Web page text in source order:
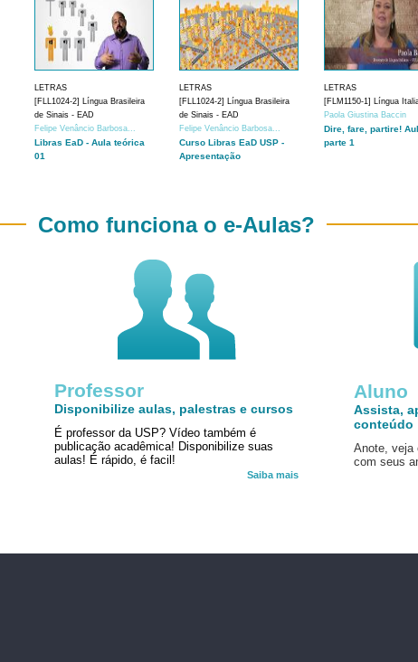
LETRAS
[FLL1024-2] Língua Brasileira
de Sinais - EAD
Felipe Venâncio Barbosa...
Libras EaD - Aula teórica
01
LETRAS
[FLL1024-2] Língua Brasileira
de Sinais - EAD
Felipe Venâncio Barbosa...
Curso Libras EaD USP -
Apresentação
LETRAS
[FLM1150-1] Língua
Paola Giustina Baccin
Dire, fare, partire!
parte 1
Aluno
Assista,
conteúdo
Anote, veja
com seus
Como funciona o e-Aulas?
Professor
Disponibilize aulas, palestras e cursos
É professor da USP? Vídeo também é
publicação acadêmica! Disponibilize suas
aulas! É rápido, é facil!
Saiba mais